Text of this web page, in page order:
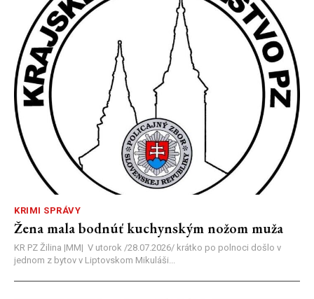
KRIMI SPRÁVY
Žena mala bodnúť kuchynským nožom muža
KR PZ Žilina |MM| V utorok /28.07.2026/ krátko po polnoci došlo v
jednom z bytov v Liptovskom Mikuláši...